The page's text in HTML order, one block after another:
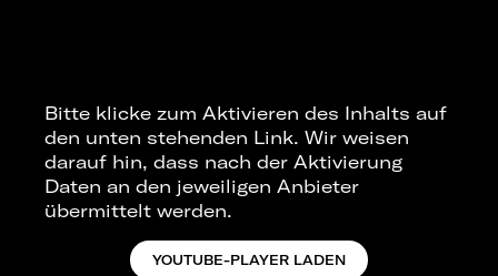
Bitte klicke zum Aktivieren des Inhalts auf
den unten stehenden Link. Wir weisen
darauf hin, dass nach der Aktivierung
Daten an den jeweiligen Anbieter
übermittelt werden.
YOUTUBE-PLAYER LADEN